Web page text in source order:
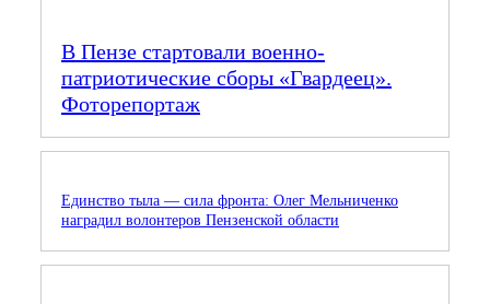
В Пензе стартовали военно-
патриотические сборы «Гвардеец».
Фоторепортаж
Единство тыла — сила фронта: Олег Мельниченко
наградил волонтеров Пензенской области